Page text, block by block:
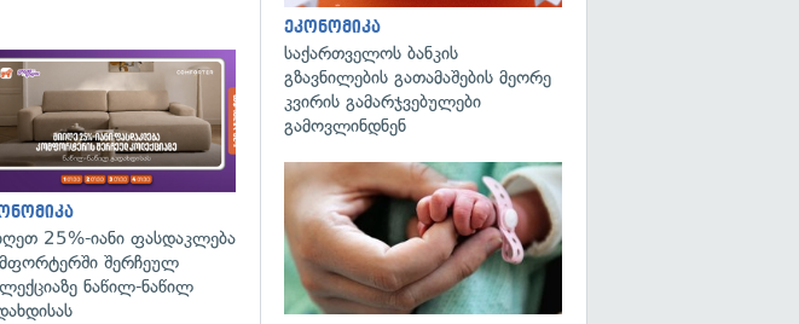
25%-იანი ფასდაკლება
შერჩეულ
ნაწილ-ნაწილ
ეკონომიკა
საქართველოს ბანკის
გზავნილების გათამაშების მეორე
კვირის გამარჯვებულები
გამოვლინდნენ